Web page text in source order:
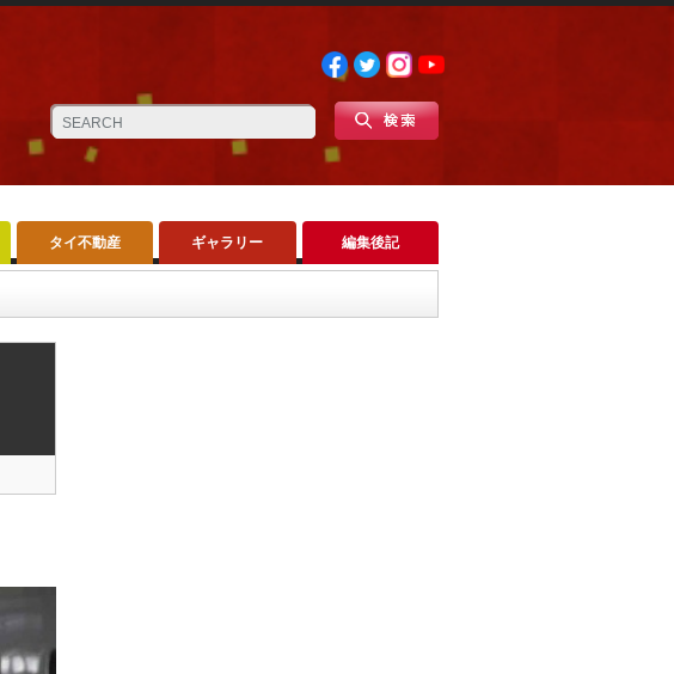
タイ不動産 ギャラリー 編集後記